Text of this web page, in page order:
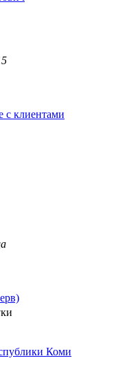
с клиентами
Коми